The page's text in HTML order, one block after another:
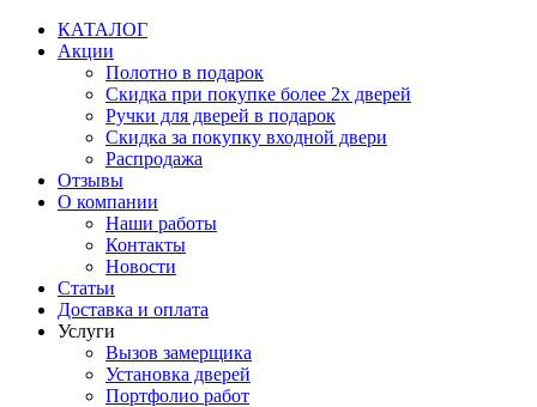
Перейти
содержимому
КАТАЛОГ
Акции
Полотно в подарок
Скидка при покупке более 2х дверей
Ручки для дверей в подарок
Скидка за покупку входной двери
Распродажа
Отзывы
О компании
Наши работы
Контакты
Новости
Статьи
Доставка и оплата
Услуги
Вызов замерщика
Установка дверей
Портфолио работ